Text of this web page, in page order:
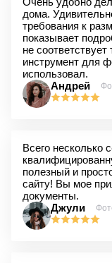
дома.
требования к
показывает
не
инструмент для
использовал.
Андрей
Всего несколько
полезный и
сайту! Вы мое
документы.
Джули